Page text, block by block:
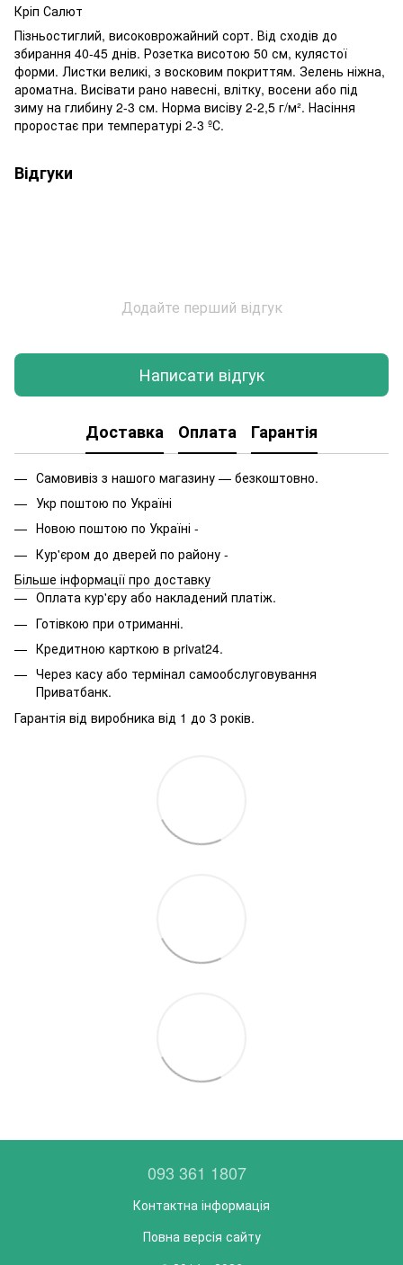
Кріп Салют
Пізньостиглий, високоврожайний сорт. Від сходів до
збирання 40-45 днів. Розетка висотою 50 см, кулястої
форми. Листки великі, з восковим покриттям. Зелень ніжна,
ароматна. Висівати рано навесні, влітку, восени або під
зиму на глибину 2-3 см. Норма висіву 2-2,5 г/м². Насіння
проростає при температурі 2-3 ºС.
Відгуки
Додайте перший відгук
Написати відгук
Доставка Оплата Гарантія
Самовивіз з нашого магазину — безкоштовно.
Укр поштою по Україні
Новою поштою по Україні -
Кур'єром до дверей по району -
Більше інформації про доставку
Оплата кур'єру або накладений платіж.
Готівкою при отриманні.
Кредитною карткою в privat24.
Через касу або термінал самообслуговування
Приватбанк.
Гарантія від виробника від 1 до 3 років.
093 361 1807
Контактна інформація
Повна версія сайту